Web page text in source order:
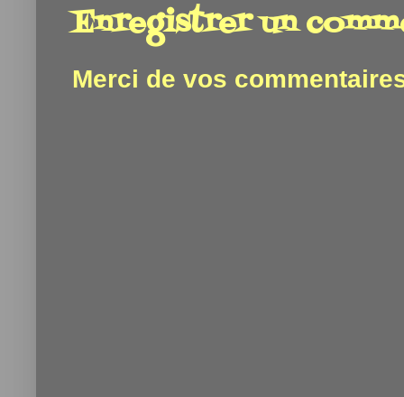
Enregistrer un
Merci de vos